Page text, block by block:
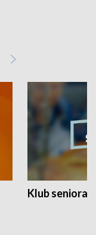
Klub seniora